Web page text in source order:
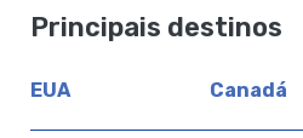
Principais destinos
EUA Canadá